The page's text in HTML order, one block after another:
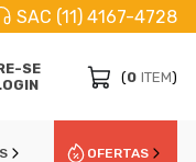
SAC (11) 4167-4728
SE
(0 ITEM)
OFERTAS